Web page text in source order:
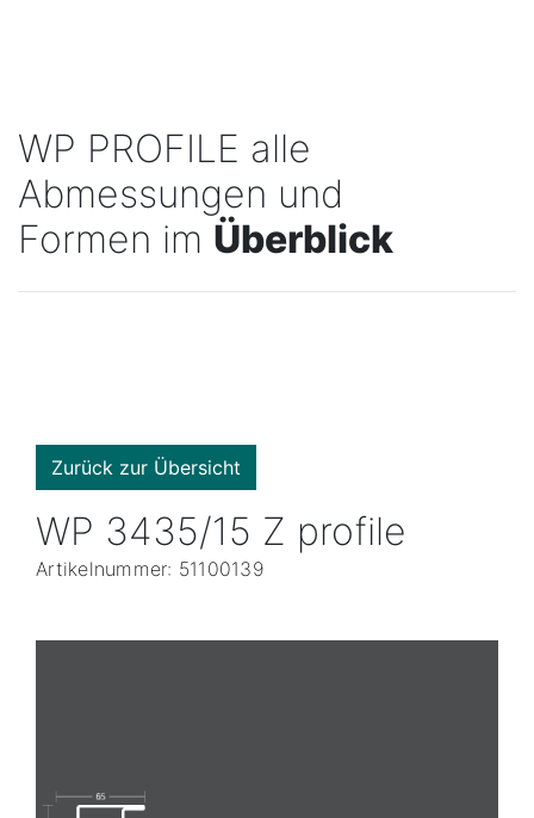
WP PROFILE alle
Abmessungen und
Formen im Überblick
Zurück zur Übersicht
WP 3435/15 Z profile
Artikelnummer: 51100139